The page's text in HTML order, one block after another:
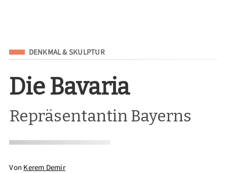
Eingeordnet unter
DENKMAL & SKULPTUR
Die Bavaria
Repräsentantin Bayerns
Von Kerem Demir